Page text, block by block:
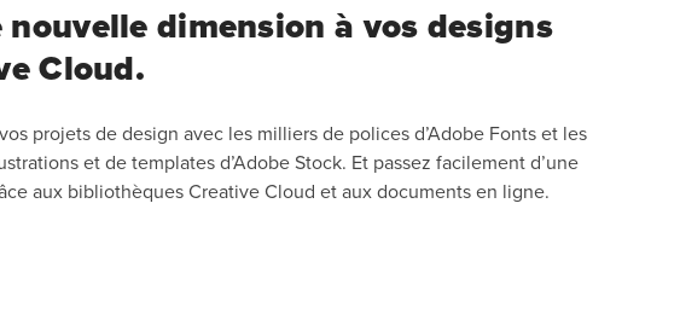
nouvelle dimension à vos designs
Cloud.
projets de design avec les milliers de polices d’Adobe Fonts et les
et de templates d’Adobe Stock. Et passez facilement d’une
aux bibliothèques Creative Cloud et aux documents en ligne.